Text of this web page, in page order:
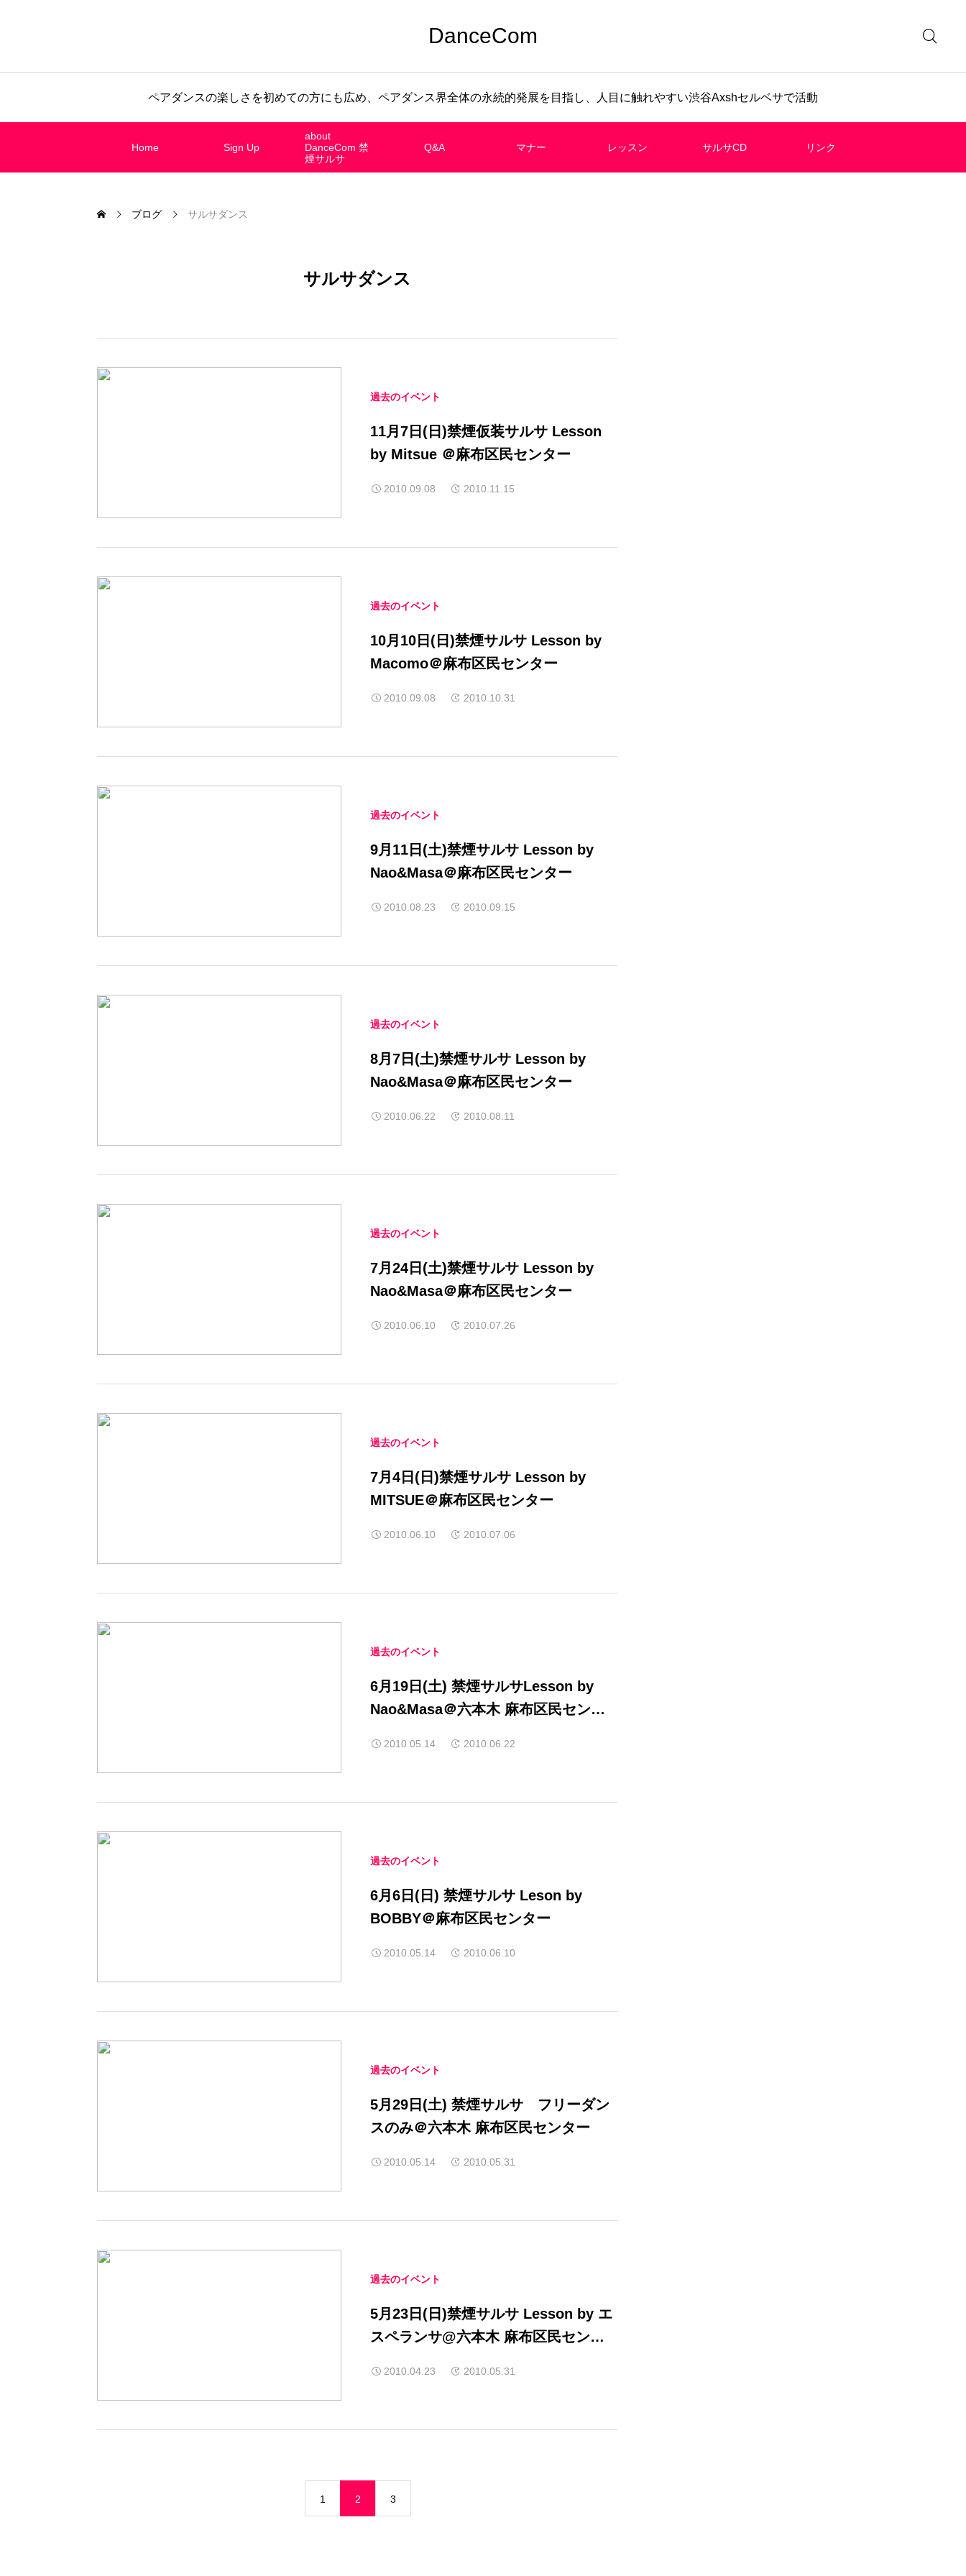
DanceCom
ペアダンスの楽しさを初めての方にも広め、ペアダンス界全体の永続的発展を目指し、人目に触れやすい渋谷Axshセルベサで活動
Home Sign Up
about
DanceCom 禁
煙サルサ
Q&A マナー レッスン サルサCD リンク
ブログ サルサダンス
サルサダンス
過去のイベント
11月7日(日)禁煙仮装サルサ Lesson
by Mitsue ＠麻布区民センター
2010.09.08 2010.11.15
過去のイベント
10月10日(日)禁煙サルサ Lesson by
Macomo＠麻布区民センター
2010.09.08 2010.10.31
過去のイベント
9月11日(土)禁煙サルサ Lesson by
Nao&Masa＠麻布区民センター
2010.08.23 2010.09.15
過去のイベント
8月7日(土)禁煙サルサ Lesson by
Nao&Masa＠麻布区民センター
2010.06.22 2010.08.11
過去のイベント
7月24日(土)禁煙サルサ Lesson by
Nao&Masa＠麻布区民センター
2010.06.10 2010.07.26
過去のイベント
7月4日(日)禁煙サルサ Lesson by
MITSUE＠麻布区民センター
2010.06.10 2010.07.06
過去のイベント
6月19日(土) 禁煙サルサLesson by
Nao&Masa＠六本木 麻布区民センタ
2010.05.14 2010.06.22
過去のイベント
6月6日(日) 禁煙サルサ Leson by
BOBBY＠麻布区民センター
2010.05.14 2010.06.10
過去のイベント
5月29日(土) 禁煙サルサ フリーダン
スのみ＠六本木 麻布区民センター
2010.05.14 2010.05.31
過去のイベント
5月23日(日)禁煙サルサ Lesson by エ
スペランサ@六本木 麻布区民センタ
2010.04.23 2010.05.31
1 2 3